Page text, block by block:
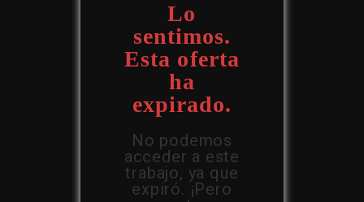
Lo
sentimos.
Esta oferta
ha
expirado.
No podemos
acceder a este
trabajo, ya que
expiró. ¡Pero